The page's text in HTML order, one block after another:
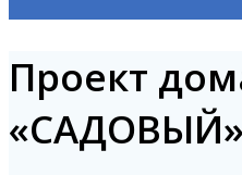
Проект
«САДОВЫЙ»